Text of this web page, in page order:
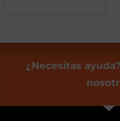
¿Necesitas